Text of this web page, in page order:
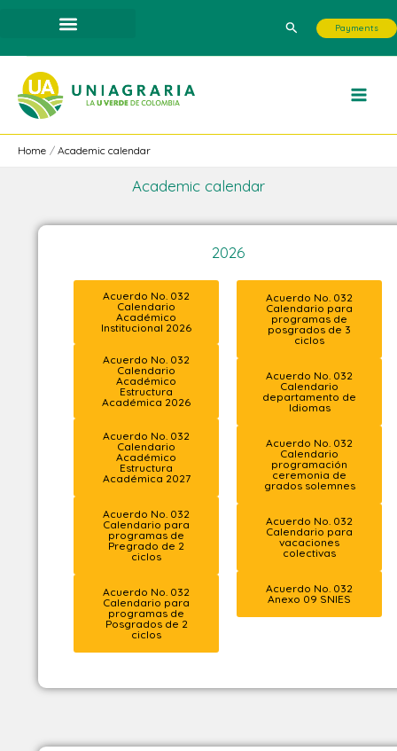
content
Search Payments
Home Academic calendar
Academic calendar
2026
Acuerdo No. 032
Calendario
Académico
Institucional 2026
Acuerdo No. 032
Calendario
Académico
Estructura
Académica 2026
Acuerdo No. 032
Calendario
Académico
Estructura
Académica 2027
Acuerdo No. 032
Calendario para
programas de
Pregrado de 2
ciclos
Acuerdo No. 032
Calendario para
programas de
Posgrados de 2
ciclos
Acuerdo No. 032
Calendario para
programas de
posgrados de 3
ciclos
Acuerdo No. 032
Calendario
departamento de
Idiomas
Acuerdo No. 032
Calendario
programación
ceremonia de
grados solemnes
Acuerdo No. 032
Calendario para
vacaciones
colectivas
Acuerdo No. 032
Anexo 09 SNIES